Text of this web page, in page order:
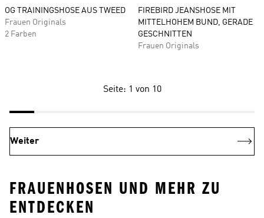
OG TRAININGSHOSE AUS TWEED
Frauen Originals
2 Farben
FIREBIRD JEANSHOSE MIT
MITTELHOHEM BUND, GERADE
GESCHNITTEN
Frauen Originals
Seite: 1 von 10
Weiter
FRAUENHOSEN UND MEHR ZU
ENTDECKEN